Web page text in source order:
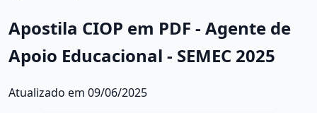
Apostila CIOP em PDF - Agente de
Apoio Educacional - SEMEC 2025
Atualizado em 09/06/2025